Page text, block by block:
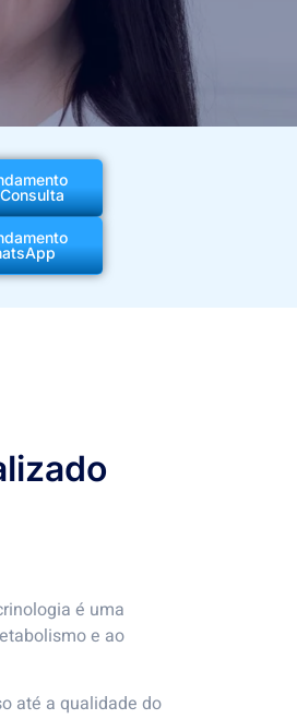
é uma
e ao
até a qualidade do